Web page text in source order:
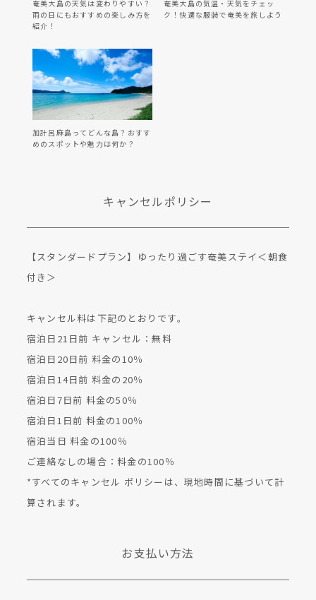
奄美大島の天気は変わりやすい？
雨の日にもおすすめの楽しみ方を
紹介！
奄美大島の気温・天気をチェッ
ク！快適な服装で奄美を旅しよう
加計呂麻島ってどんな島？おすす
めのスポットや魅力は何か？
キャンセルポリシー
【スタンダードプラン】ゆったり過ごす奄美ステイ＜朝食
付き＞
キャンセル料は下記のとおりです。
宿泊⽇21⽇前 キャンセル：無料
宿泊⽇20⽇前 料⾦の10％
宿泊⽇14⽇前 料⾦の20％
宿泊⽇7⽇前 料⾦の50％
宿泊⽇1⽇前 料⾦の100％
宿泊当⽇ 料⾦の100％
ご連絡なしの場合：料⾦の100％
*すべてのキャンセル ポリシーは、現地時間に基づいて計
算されます。
お支払い方法